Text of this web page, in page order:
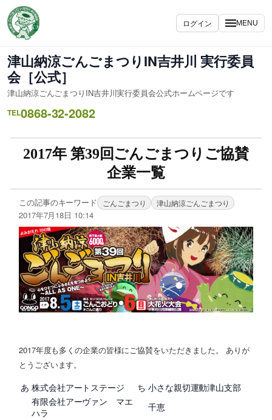
ログイン MENU
津山納涼ごんごまつりIN吉井川 実行委員
会［公式］
津山納涼ごんごまつりIN吉井川実行委員会公式ホームページです
TEL0868-32-2082
2017年 第39回ごんごまつりご協賛
企業一覧
この記事のキーワード ごんごまつり 津山納涼ごんごまつり
2017年7月18日 10:14
2017年度も多くの企業の皆様にご協賛をいただきました。 ありが
とうございます。
あ 株式会社アートステージ ち 小さな親切運動津山支部
有限会社アーヴァン マエ
ハラ
千恵